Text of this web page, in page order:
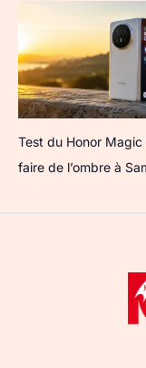
Test du Honor
faire de l’ombre à